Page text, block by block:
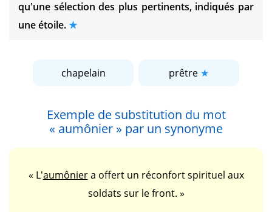
qu'une sélection des plus pertinents, indiqués par
une étoile.
chapelain prêtre
Exemple de substitution du mot
« aumônier » par un synonyme
« L'aumôniera offert un réconfort spirituel aux
soldats sur le front. »